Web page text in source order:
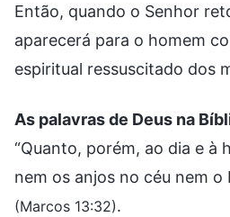
Então, quando o Senhor
aparecerá para o homem
espiritual ressuscitado dos
As palavras de Deus na
“Quanto, porém, ao dia e à
nem os anjos no céu nem o
(Marcos 13:32).